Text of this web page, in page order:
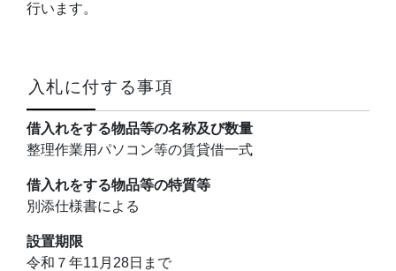
行います。
入札に付する事項
借入れをする物品等の名称及び数量
整理作業用パソコン等の賃貸借一式
借入れをする物品等の特質等
別添仕様書による
設置期限
令和７年11月28日まで